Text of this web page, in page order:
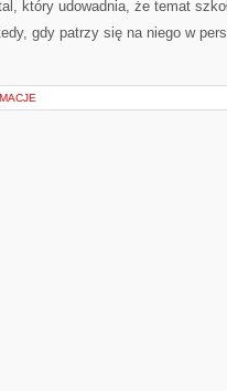
który udowadnia, że temat
gdy patrzy się na niego w